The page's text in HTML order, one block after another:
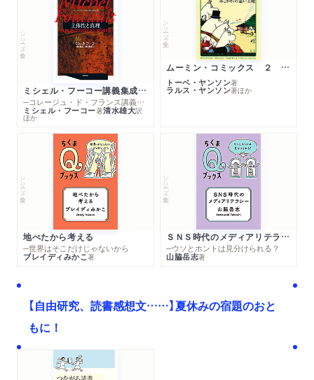
シリーズ・全集
ミシェル・フーコー講義集成１０ 主体性と真理
─コレージュ・ド・フランス講義１９８０－１９８１年度
ミシェル・フーコー著清水雄大訳
ほか
シリーズ・全集
ムーミン・コミックス ２ あこがれの遠い土地
トーベ・ヤンソン著
ラルス・ヤンソン著ほか
シリーズ・全集
地べたから考える
─世界はそこだけじゃないから
ブレイディみかこ著
シリーズ・全集
ＳＮＳ時代のメディアリテラシー
─ウソとホントは見分けられる？
山脇岳志著
【自由研究、読書感想文……】夏休みの宿題のおと
もに！